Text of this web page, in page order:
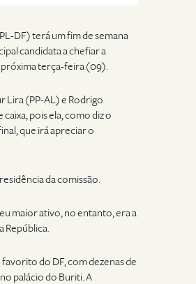
DF) terá um fim de semana
candidata a chefiar a
próxima terça-feira (09).
Lira (PP-AL) e Rodrigo
pois ela, como diz o
que irá apreciar o
da comissão.
maior ativo, no entanto, era a
República.
do DF, com dezenas de
palácio do Buriti. A